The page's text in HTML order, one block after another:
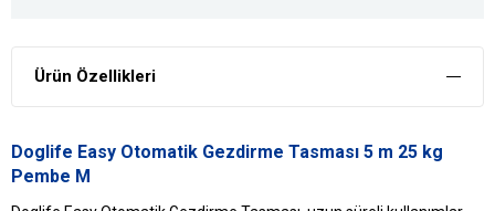
Ürün Özellikleri
Doglife Easy Otomatik Gezdirme Tasması 5 m 25 kg
Pembe M